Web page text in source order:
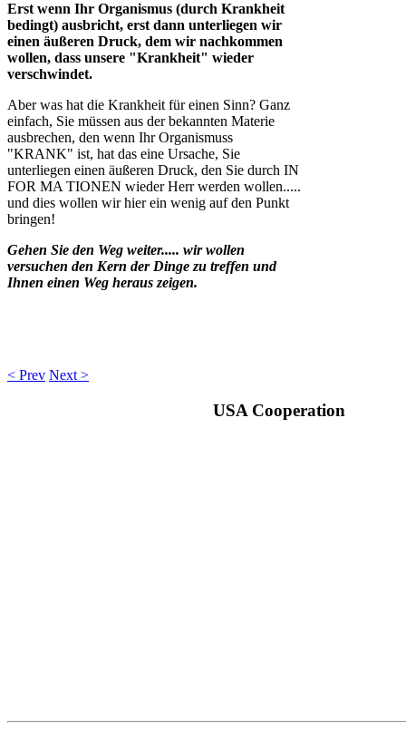
Erst wenn Ihr Organismus (durch Krankheit
bedingt) ausbricht, erst dann unterliegen wir
einen äußeren Druck, dem wir nachkommen
wollen, dass unsere "Krankheit" wieder
verschwindet.
Aber was hat die Krankheit für einen Sinn? Ganz
einfach, Sie müssen aus der bekannten Materie
ausbrechen, den wenn Ihr Organismuss
"KRANK" ist, hat das eine Ursache, Sie
unterliegen einen äußeren Druck, den Sie durch IN
FOR MA TIONEN wieder Herr werden wollen.....
und dies wollen wir hier ein wenig auf den Punkt
bringen!
Gehen Sie den Weg weiter..... wir wollen
versuchen den Kern der Dinge zu treffen und
Ihnen einen Weg heraus zeigen.
< Prev Next >
USA Cooperation